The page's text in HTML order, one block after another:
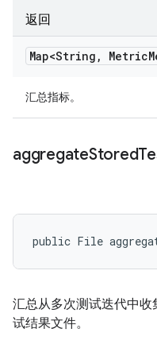
返回
Map<String , Metric
汇总指标。
aggregateStored
public File
汇总从多次测试迭代中
试结果文件。